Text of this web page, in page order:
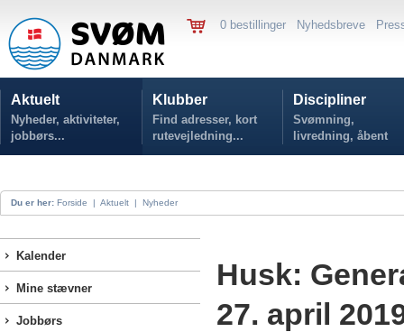
0 bestillinger Nyhedsbreve
Aktuelt
Nyheder, aktiviteter,
jobbørs...
Klubber
Find adresser, kort
rutevejledning...
Discipliner
Svømning,
livredning, åbent
vand...
Du er her: Forside | Aktuelt | Nyheder
Kalender
Mine stævner
Jobbørs
Husk:
27. april